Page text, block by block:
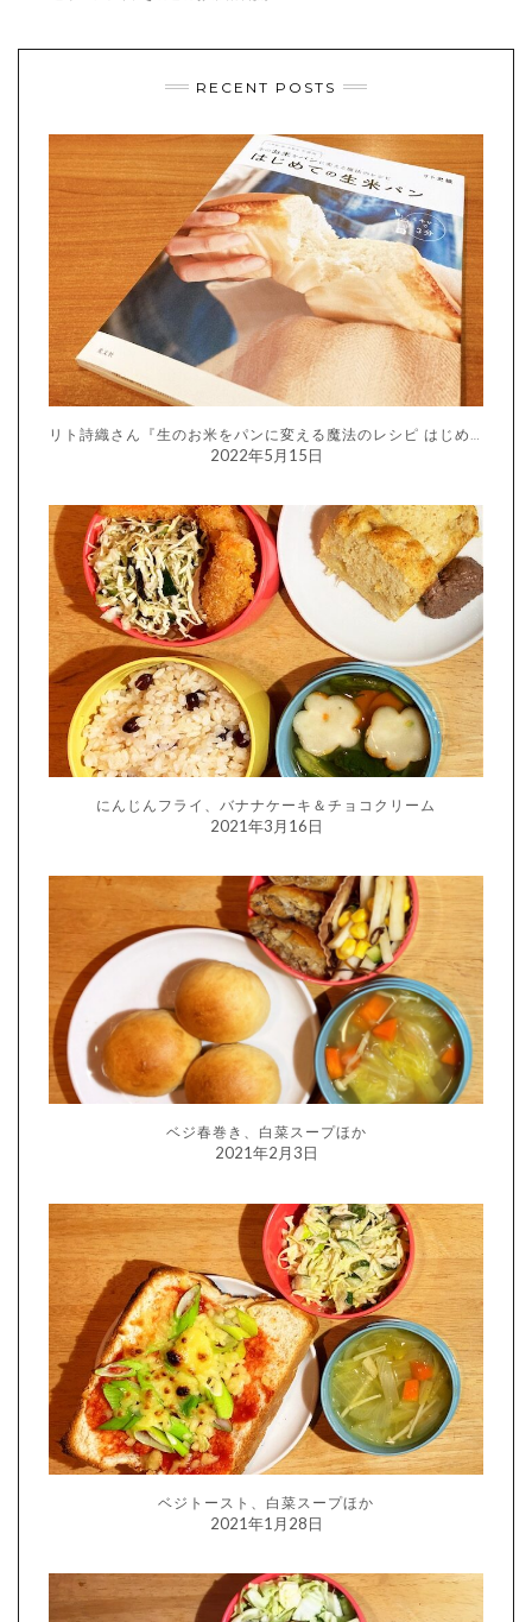
RECENT POSTS
2022年5月15日
にんじんフライ、バナナケーキ＆チョコクリーム
2021年3月16日
ベジ春巻き、白菜スープほか
2021年2月3日
ベジトースト、白菜スープほか
2021年1月28日